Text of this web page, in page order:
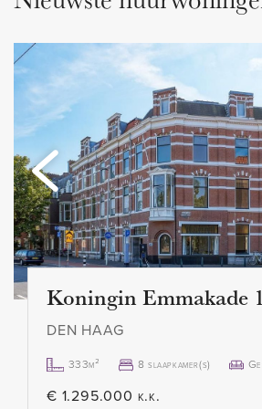
- Goede locatie
- Contract voor maximaal 2 jaar
- Geen huisdieren toegestaan
- Roken niet toegestaan
- Kosten voor g/w/l/tv/internet van €
- 1 maand waarborgsom
- Huurprijs € 1.100,- p.m. excl.
- Beschikbaar per 1 juli 2022
Koningin Emmakade
DEN HAAG
333m² 8 slaapkamer(s)
€ 1.295.000 k.k.